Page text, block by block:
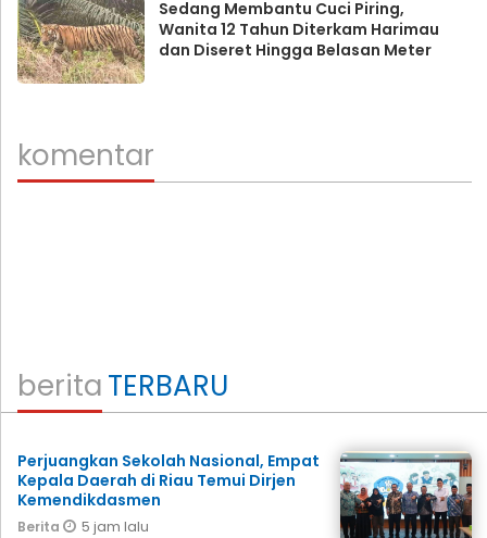
Sedang Membantu Cuci Piring,
Wanita 12 Tahun Diterkam Harimau
dan Diseret Hingga Belasan Meter
komentar
beritaTERBARU
Perjuangkan Sekolah Nasional, Empat
Kepala Daerah di Riau Temui Dirjen
Kemendikdasmen
Berita 5 jam lalu